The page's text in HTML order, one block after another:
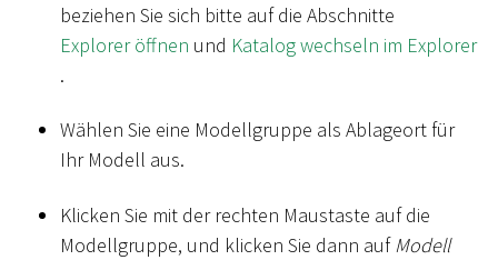
beziehen Sie sich bitte auf die Abschnitte
Explorer öffnen und Katalog wechseln im Explorer
.
Wählen Sie eine Modellgruppe als Ablageort für
Ihr Modell aus.
Klicken Sie mit der rechten Maustaste auf die
Modellgruppe, und klicken Sie dann aufModell